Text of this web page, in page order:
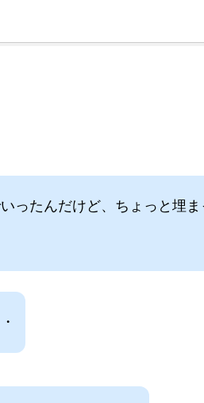
ったんだけど、ちょっと埋ま